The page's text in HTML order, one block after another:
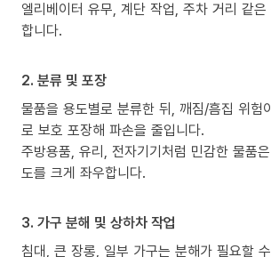
엘리베이터 유무, 계단 작업, 주차 거리 같
합니다.
2. 분류 및 포장
물품을 용도별로 분류한 뒤, 깨짐/흠집 위험
로 보호 포장해 파손을 줄입니다.
주방용품, 유리, 전자기기처럼 민감한 물품
도를 크게 좌우합니다.
3. 가구 분해 및 상하차 작업
침대, 큰 장롱, 일부 가구는 분해가 필요할